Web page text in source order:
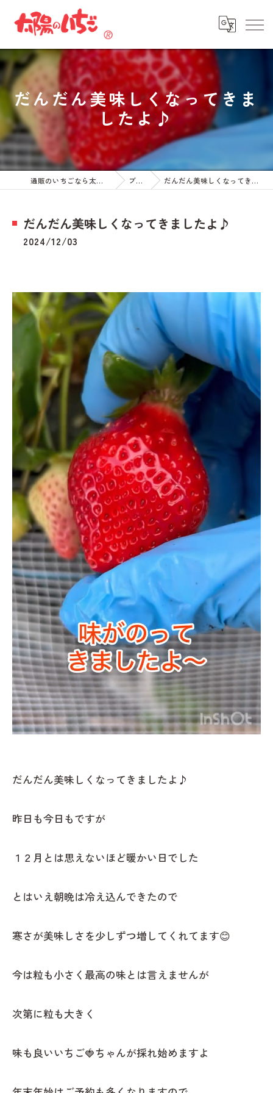
だんだん美味しくなってきま
したよ♪
通販のいちごなら太陽のいちご ブログ だんだん美味しくなってきましたよ♪
だんだん美味しくなってきましたよ♪
2024/12/03
だんだん美味しくなってきましたよ♪
昨日も今日もですが
１２月とは思えないほど暖かい日でした
とはいえ朝晩は冷え込んできたので
寒さが美味しさを少しずつ増してくれてます😊
今は粒も小さく最高の味とは言えませんが
次第に粒も大きく
味も良いいちご🍓ちゃんが採れ始めますよ